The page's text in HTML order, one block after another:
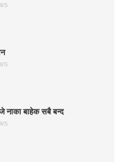
नाका बाहेक सबै बन्द